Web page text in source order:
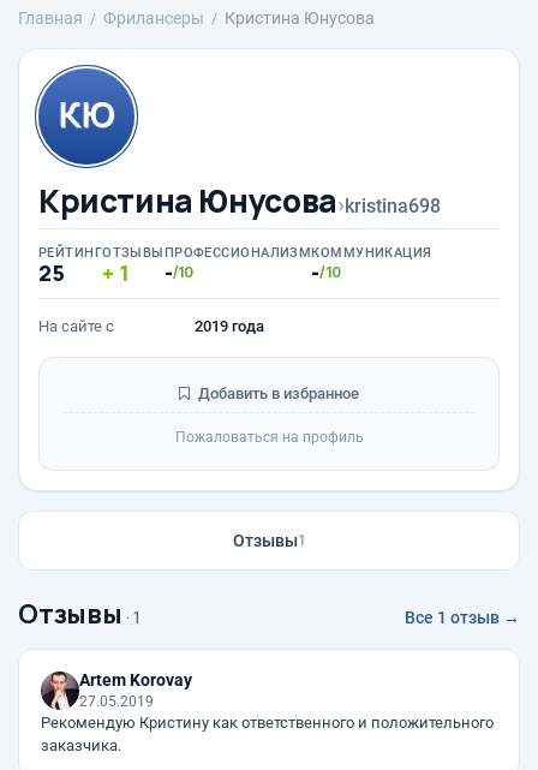
Главная Фрилансеры Кристина Юнусова
Кристина Юнусова›kristina698
РЕЙТИНГ
25
ОТЗЫВЫ
1
ПРОФЕССИОНАЛИЗМ
-/10
КОММУНИКАЦИЯ
-/10
На сайте с 2019 года
Добавить в избранное
Пожаловаться на профиль
Отзывы1
Отзывы · 1 Все 1 отзыв →
Artem Korovay
27.05.2019
Рекомендую Кристину как ответственного и положительного
заказчика.